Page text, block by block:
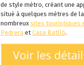
de style métro, créant une
situé à quelques mètres de
nombreux sites touristiques
Pedreraet Casa Batlló.